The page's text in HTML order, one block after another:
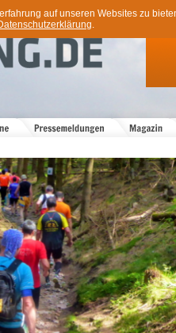
auf unseren Websites zu
.